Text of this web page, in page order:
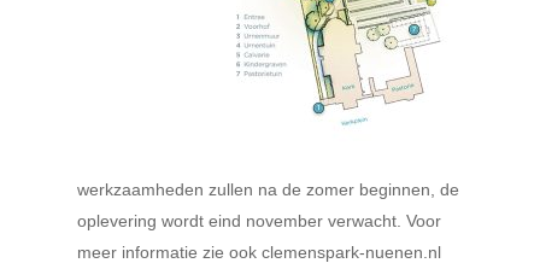
werkzaamheden zullen na de zomer beginnen, de
oplevering wordt eind november verwacht. Voor
meer informatie zie ook clemenspark-nuenen.nl